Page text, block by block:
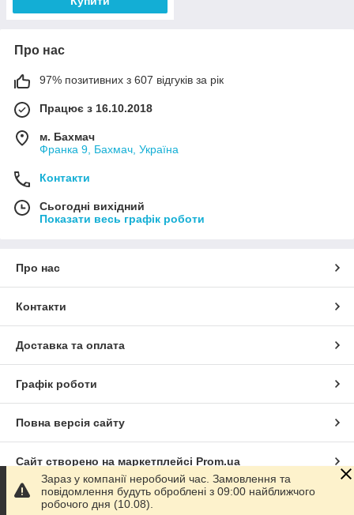
Про нас
97% позитивних з 607 відгуків за рік
Працює з 16.10.2018
м. Бахмач
Франка 9, Бахмач, Україна
Контакти
Сьогодні вихідний
Показати весь графік роботи
Про нас
Контакти
Доставка та оплата
Графік роботи
Повна версія сайту
Сайт створено на маркетплейсі Prom.ua
Політика конфіденційності
Зараз у компанії неробочий час. Замовлення та
повідомлення будуть оброблені з 09:00 найближчого
робочого дня (10.08).